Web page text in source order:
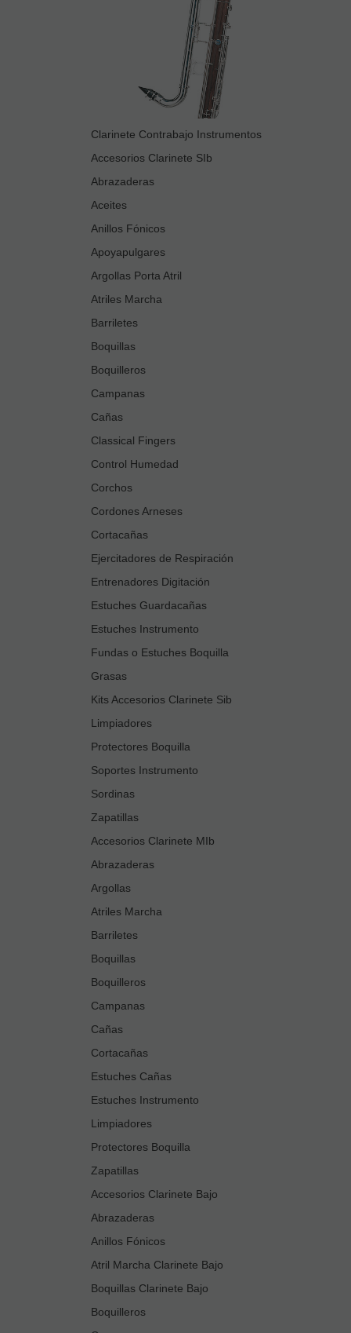
Clarinete Contrabajo Instrumentos
Accesorios Clarinete SIb
Abrazaderas
Aceites
Anillos Fónicos
Apoyapulgares
Argollas Porta Atril
Atriles Marcha
Barriletes
Boquillas
Boquilleros
Campanas
Cañas
Classical Fingers
Control Humedad
Corchos
Cordones Arneses
Cortacañas
Ejercitadores de Respiración
Entrenadores Digitación
Estuches Guardacañas
Estuches Instrumento
Fundas o Estuches Boquilla
Grasas
Kits Accesorios Clarinete Sib
Limpiadores
Protectores Boquilla
Soportes Instrumento
Sordinas
Zapatillas
Accesorios Clarinete MIb
Abrazaderas
Argollas
Atriles Marcha
Barriletes
Boquillas
Boquilleros
Campanas
Cañas
Cortacañas
Estuches Cañas
Estuches Instrumento
Limpiadores
Protectores Boquilla
Zapatillas
Accesorios Clarinete Bajo
Abrazaderas
Anillos Fónicos
Atril Marcha Clarinete Bajo
Boquillas Clarinete Bajo
Boquilleros